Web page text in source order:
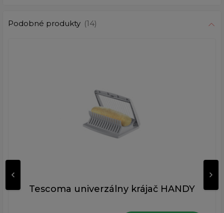
Podobné produkty (14)
Tescoma univerzálny krájač HANDY